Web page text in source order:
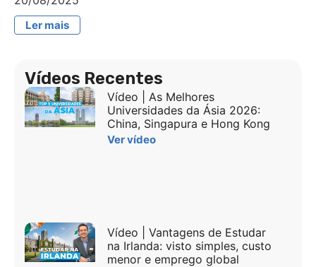
Ler mais
Vídeos Recentes
Vídeo | As Melhores
Universidades da Ásia 2026:
China, Singapura e Hong Kong
Ver vídeo
Vídeo | Vantagens de Estudar
na Irlanda: visto simples, custo
menor e emprego global